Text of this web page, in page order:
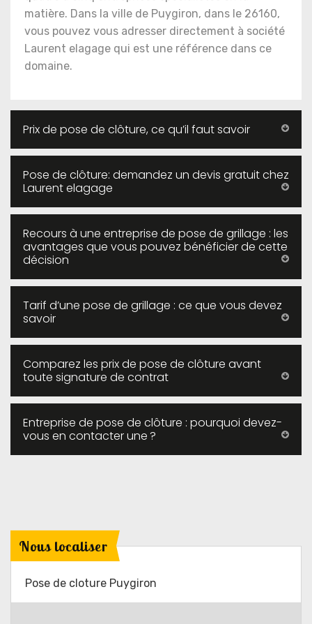
matière. Dans la ville de Puygiron, dans le 26160,
vous pouvez vous adresser directement à société
Laurent elagage qui est une référence dans ce
domaine.
Prix de pose de clôture, ce qu’il faut savoir
Pose de clôture: demandez un devis gratuit chez
Laurent elagage
Recours à une entreprise de pose de grillage : les
avantages que vous pouvez bénéficier de cette
décision
Tarif d’une pose de grillage : ce que vous devez
savoir
Comparez les prix de pose de clôture avant
toute signature de contrat
Entreprise de pose de clôture : pourquoi devez-
vous en contacter une ?
Nous localiser
Pose de cloture Puygiron